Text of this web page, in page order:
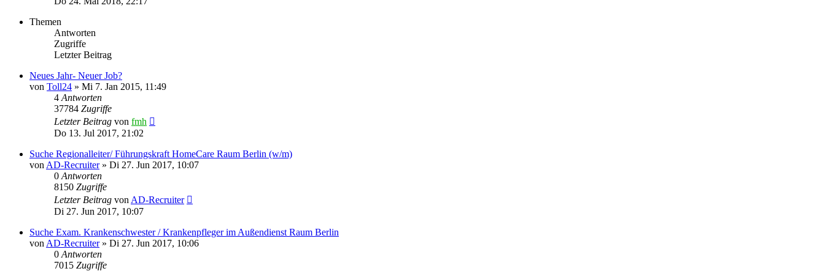
Themen
Antworten
Zugriffe
Letzter Beitrag
Neues Jahr- Neuer Job?
von Toll24 » Mi 7. Jan 2015, 11:49
4 Antworten
37784 Zugriffe
Letzter Beitrag von fmh
Do 13. Jul 2017, 21:02
Suche Regionalleiter/ Führungskraft HomeCare Raum Berlin (w/m)
von AD-Recruiter» Di 27. Jun 2017, 10:07
0 Antworten
8150 Zugriffe
Letzter Beitrag von AD-Recruiter
Di 27. Jun 2017, 10:07
Suche Exam. Krankenschwester / Krankenpfleger im Außendienst Raum Berlin
von AD-Recruiter» Di 27. Jun 2017, 10:06
0 Antworten
7015 Zugriffe